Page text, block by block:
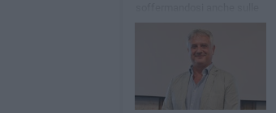
deiezioni canine